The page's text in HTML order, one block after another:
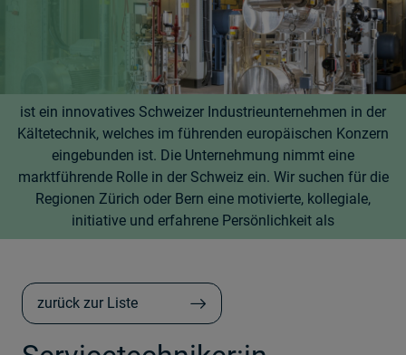
ist ein innovatives Schweizer Industrieunternehmen in der
Kältetechnik, welches im führenden europäischen Konzern
eingebunden ist. Die Unternehmung nimmt eine
marktführende Rolle in der Schweiz ein. Wir suchen für die
Regionen Zürich oder Bern eine motivierte, kollegiale,
initiative und erfahrene Persönlichkeit als
zurück zur Liste